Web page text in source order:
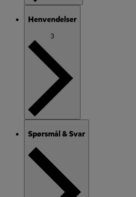
Henvendelser
3
Spørsmål & Svar